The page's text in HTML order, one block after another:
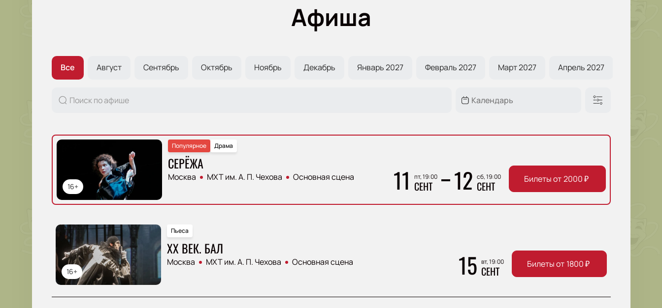
Афиша
Все Август Сентябрь Октябрь Ноябрь Декабрь Январь 2027 Февраль 2027 Март 2027 Апрель 2027
16+
Драма
Популярное
СЕРЁЖА
Москва МХТ им. А. П. Чехова Основная сцена 11 пт, 19:00
СЕНТ 12 сб, 19:00
СЕНТ Билеты от 2000₽
16+
Пьеса
ХХ ВЕК. БАЛ
Москва МХТ им. А. П. Чехова Основная сцена 15 вт, 19:00
СЕНТ Билеты от 1800₽